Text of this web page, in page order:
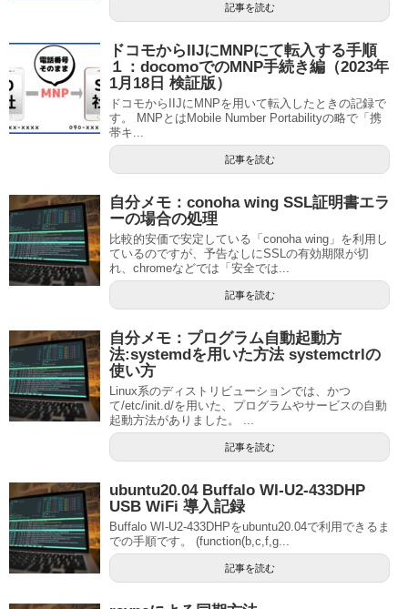
記事を読む
ドコモからIIJにMNPにて転入する手順
１：docomoでのMNP手続き編（2023年
1月18日 検証版）
ドコモからIIJにMNPを用いて転入したときの記録で
す。 MNPとはMobile Number Portabilityの略で「携
帯キ...
記事を読む
自分メモ：conoha wing SSL証明書エラ
ーの場合の処理
比較的安価で安定している「conoha wing」を利用し
ているのですが、予告なしにSSLの有効期限が切
れ、chromeなどでは「安全では...
記事を読む
自分メモ：プログラム自動起動方
法:systemdを用いた方法 systemctrlの
使い方
Linux系のディストリビューションでは、かつ
て/etc/init.d/を用いた、プログラムやサービスの自動
起動方法がありました。 ...
記事を読む
ubuntu20.04 Buffalo WI-U2-433DHP
USB WiFi 導入記録
Buffalo WI-U2-433DHPをubuntu20.04で利用できるま
での手順です。 (function(b,c,f,g...
記事を読む